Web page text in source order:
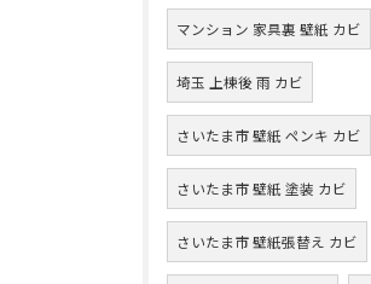
マンション 家具裏 壁紙 カビ
埼玉 上棟後 雨 カビ
さいたま市 壁紙 ペンキ カビ
さいたま市 壁紙 塗装 カビ
さいたま市 壁紙張替え カビ